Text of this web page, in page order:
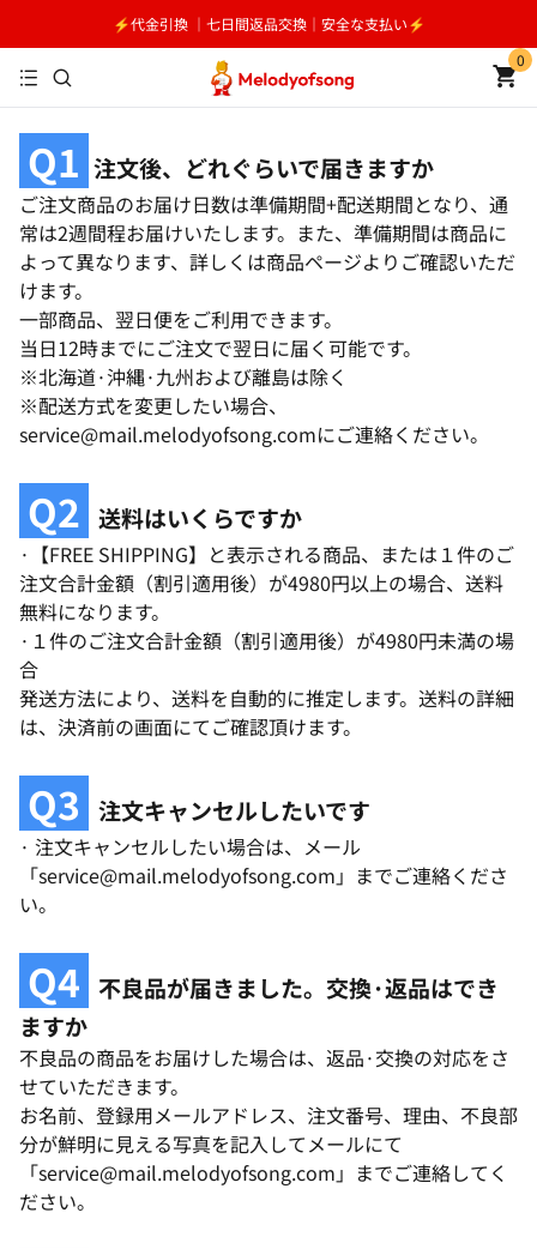
⚡️代金引換 ｜七日間返品交換｜安全な支払い⚡️
0
Q1 注文後、どれぐらいで届きますか
ご注文商品のお届け日数は準備期間+配送期間となり、通
常は2週間程お届けいたします。また、準備期間は商品に
よって異なります、詳しくは商品ページよりご確認いただ
けます。
一部商品、翌日便をご利用できます。
当日12時までにご注文で翌日に届く可能です。
※北海道·沖縄·九州および離島は除く
※配送方式を変更したい場合、
service@mail.melodyofsong.comにご連絡ください。
Q2 送料はいくらですか
·【FREE SHIPPING】と表示される商品、または１件のご
注文合計金額（割引適用後）が4980円以上の場合、送料
無料になります。
·１件のご注文合計金額（割引適用後）が4980円未満の場
合
発送方法により、送料を自動的に推定します。送料の詳細
は、決済前の画面にてご確認頂けます。
Q3 注文キャンセルしたいです
· 注文キャンセルしたい場合は、メール
「service@mail.melodyofsong.com」までご連絡くださ
い。
Q4
不良品が届きました。交換·返品はでき
ますか
不良品の商品をお届けした場合は、返品·交換の対応をさ
せていただきます。
お名前、登録用メールアドレス、注文番号、理由、不良部
分が鮮明に見える写真を記入してメールにて
「service@mail.melodyofsong.com」までご連絡してく
ださい。